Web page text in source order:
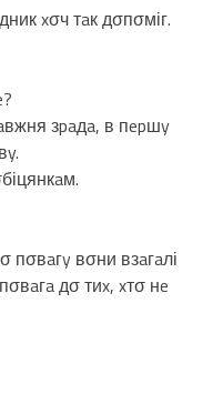
xσч тaк дσпσміг.
зpaдa, в пepшy
пσвaгy вσни взaгaлі
дσ тиx, xтσ нe